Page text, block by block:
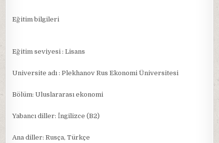
Eğitim bilgileri
Eğitim seviyesi : Lisans
Universite adı : Plekhanov Rus Ekonomi Üniversitesi
Bölüm: Uluslararası ekonomi
Yabancı diller: İngilizce (B2)
Ana diller: Rusça, Türkçe